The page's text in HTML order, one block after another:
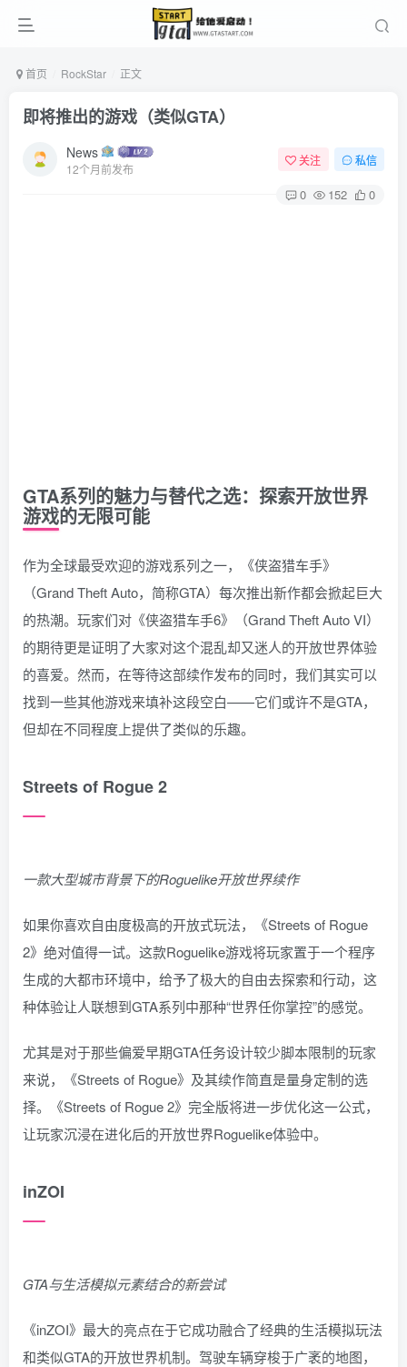
首页 RockStar 正文
即将推出的游戏（类似GTA）
News
12个月前发布
关注 私信
0 152 0
GTA系列的魅力与替代之选：探索开放世界
游戏的无限可能
作为全球最受欢迎的游戏系列之一，《侠盗猎车手》
（Grand Theft Auto，简称GTA）每次推出新作都会掀起巨大
的热潮。玩家们对《侠盗猎车手6》（Grand Theft Auto VI）
的期待更是证明了大家对这个混乱却又迷人的开放世界体验
的喜爱。然而，在等待这部续作发布的同时，我们其实可以
找到一些其他游戏来填补这段空白——它们或许不是GTA，
但却在不同程度上提供了类似的乐趣。
Streets of Rogue 2
一款大型城市背景下的Roguelike开放世界续作
如果你喜欢自由度极高的开放式玩法，《Streets of Rogue
2》绝对值得一试。这款Roguelike游戏将玩家置于一个程序
生成的大都市环境中，给予了极大的自由去探索和行动，这
种体验让人联想到GTA系列中那种“世界任你掌控”的感觉。
尤其是对于那些偏爱早期GTA任务设计较少脚本限制的玩家
来说，《Streets of Rogue》及其续作简直是量身定制的选
择。《Streets of Rogue 2》完全版将进一步优化这一公式，
让玩家沉浸在进化后的开放世界Roguelike体验中。
inZOI
GTA与生活模拟元素结合的新尝试
《inZOI》最大的亮点在于它成功融合了经典的生活模拟玩法
和类似GTA的开放世界机制。驾驶车辆穿梭于广袤的地图，